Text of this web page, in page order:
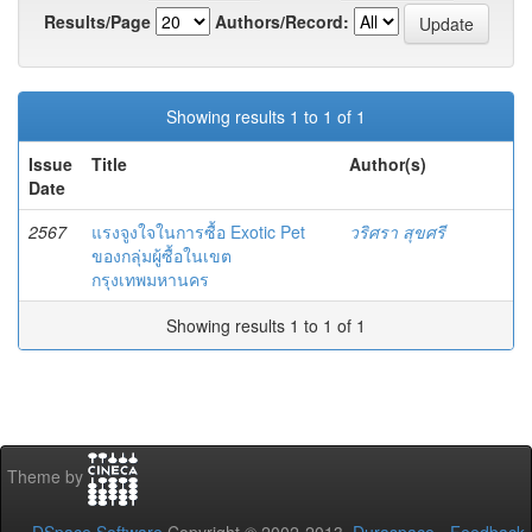
Results/Page
Authors/Record:
Showing results 1 to 1 of 1
Issue
Date
Title Author(s)
2567
แรงจูงใจในการซื้อ Exotic Pet
ของกลุ่มผู้ซื้อในเขต
กรุงเทพมหานคร
วริศรา สุขศรี
Showing results 1 to 1 of 1
Theme by